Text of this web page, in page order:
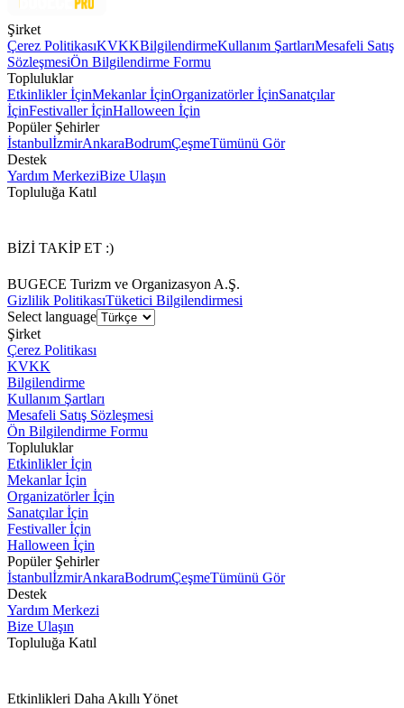
Şirket
Çerez PolitikasıKVKKBilgilendirmeKullanım ŞartlarıMesafeli Satış
SözleşmesiÖn Bilgilendirme Formu
Topluluklar
Etkinlikler İçinMekanlar İçinOrganizatörler İçinSanatçılar
İçinFestivaller İçinHalloween İçin
Popüler Şehirler
İstanbulİzmirAnkaraBodrumÇeşmeTümünü Gör
Destek
Yardım MerkeziBize Ulaşın
Topluluğa Katıl
BİZİ TAKİP ET :)
BUGECE Turizm ve Organizasyon A.Ş.
Gizlilik PolitikasıTüketici Bilgilendirmesi
Select language
Şirket
Çerez Politikası
KVKK
Bilgilendirme
Kullanım Şartları
Mesafeli Satış Sözleşmesi
Ön Bilgilendirme Formu
Topluluklar
Etkinlikler İçin
Mekanlar İçin
Organizatörler İçin
Sanatçılar İçin
Festivaller İçin
Halloween İçin
Popüler Şehirler
İstanbulİzmirAnkaraBodrumÇeşmeTümünü Gör
Destek
Yardım Merkezi
Bize Ulaşın
Topluluğa Katıl
Etkinlikleri Daha Akıllı Yönet